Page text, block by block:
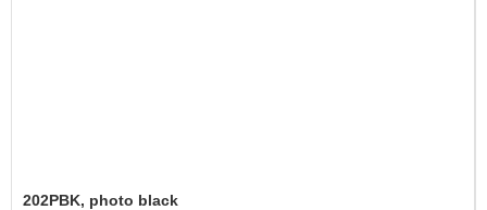
202PBK, photo black